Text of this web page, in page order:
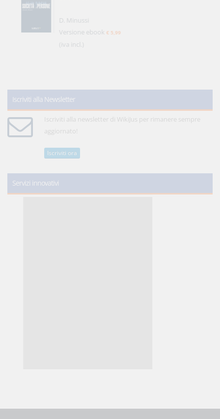
D. Minussi
Versione ebook € 5,99
(iva incl.)
Iscriviti alla Newsletter
Iscriviti alla newsletter di WikiJus per rimanere sempre
aggiornato!
Iscriviti ora
Servizi innovativi